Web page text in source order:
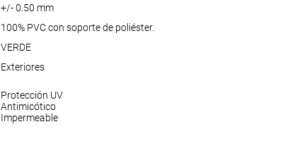
+/- 0.50 mm
100% PVC con soporte de poliéster.
VERDE
Exteriores
Protección UV
Antimicótico
Impermeable